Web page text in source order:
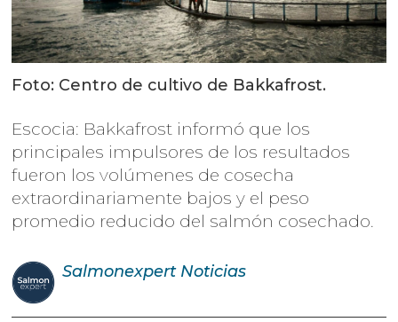
Foto: Centro de cultivo de Bakkafrost.
Escocia: Bakkafrost informó que los
principales impulsores de los resultados
fueron los volúmenes de cosecha
extraordinariamente bajos y el peso
promedio reducido del salmón cosechado.
Salmonexpert Noticias